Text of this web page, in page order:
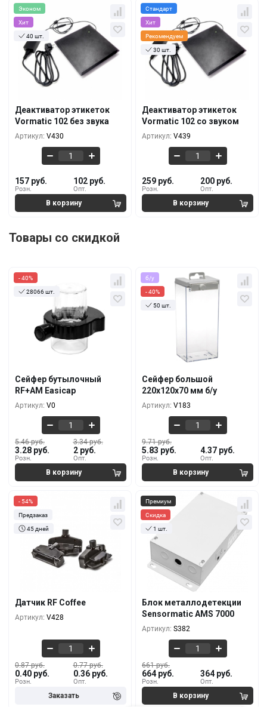
Эконом
Хит
40 шт.
Деактиватор этикеток
Vormatic 102 без звука
Артикул: V430
Розн.
157 руб.
Опт.
102 руб.
Кол-во За 1 шт.
5+ 142 руб.
Стандарт
Хит
Рекомендуем
30 шт.
Деактиватор этикеток
Vormatic 102 со звуком
Артикул: V439
Розн.
259 руб.
Опт.
200 руб.
Кол-во За 1 шт.
5+ 240 руб.
Товары со скидкой
- 40%
28066 шт.
Сейфер бутылочный
RF+AM Easicap
Артикул: V0
Розн.
5.46 руб.
3.28 руб.
Опт.
3.34 руб.
2 руб.
Кол-во За 1 шт.
100+
2.74 руб.
б/у
- 40%
50 шт.
Сейфер большой
220x120x70 мм б/у
Артикул: V183
Розн.
9.71 руб.
5.83 руб.
Опт.
4.37 руб.
5.83 руб.
100+
- 54%
Предзаказ
45 дней
Датчик RF Coffee
Артикул: V428
Розн.
0.87 руб.
0.40 руб.
Опт.
0.77 руб.
0.36 руб.
Кол-во За 1 шт.
0.87 руб.
5000+
10000+
Премиум
Скидка
1 шт.
Блок металлодетекции
Sensormatic AMS 7000
Артикул: S382
Розн.
661 руб.
664 руб.
Опт.
364 руб.
Кол-во За 1 шт.
5+
482 руб.